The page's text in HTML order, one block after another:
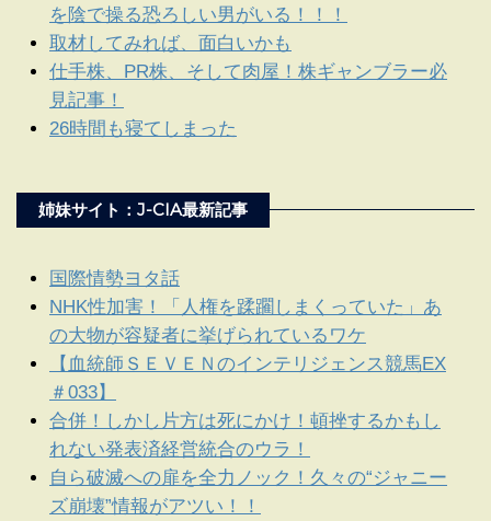
を陰で操る恐ろしい男がいる！！！
取材してみれば、面白いかも
仕手株、PR株、そして肉屋！株ギャンブラー必
見記事！
26時間も寝てしまった
姉妹サイト：J-CIA最新記事
国際情勢ヨタ話
NHK性加害！「人権を蹂躙しまくっていた」あ
の大物が容疑者に挙げられているワケ
【血統師ＳＥＶＥＮのインテリジェンス競馬EX
＃033】
合併！しかし片方は死にかけ！頓挫するかもし
れない発表済経営統合のウラ！
自ら破滅への扉を全力ノック！久々の“ジャニー
ズ崩壊”情報がアツい！！